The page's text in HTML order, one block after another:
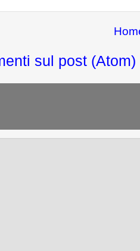
sul post (Atom)